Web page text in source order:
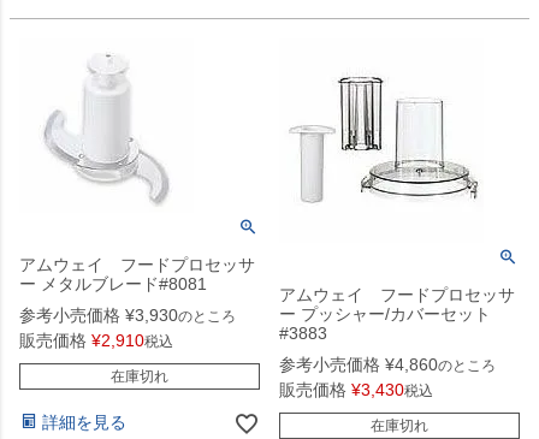
アムウェイ フードプロセッサ
ー メタルブレード#8081
参考小売価格 ¥3,930のところ
販売価格 ¥2,910税込
在庫切れ
詳細を見る
アムウェイ フードプロセッサ
ー プッシャー/カバーセット
#3883
参考小売価格 ¥4,860のところ
販売価格 ¥3,430税込
在庫切れ